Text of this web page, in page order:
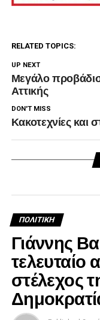
RELATED TOPICS:
UP NEXT
Μεγάλο
Αττικής
DON'T MISS
Κακοτεχνίες και
ΠΟΛΙΤΙΚΉ
Γιάννης
τελευταίο
στέλεχος